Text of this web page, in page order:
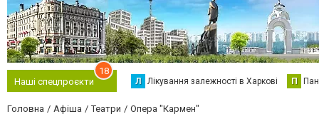
Наші спецпроєкти
18
Л Лікування залежності в Харкові П
Головна Афіша Театри Опера "Кармен"